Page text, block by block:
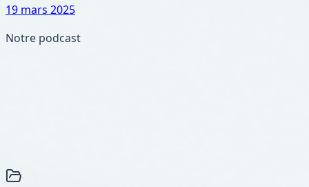
19 mars 2025
Notre podcast